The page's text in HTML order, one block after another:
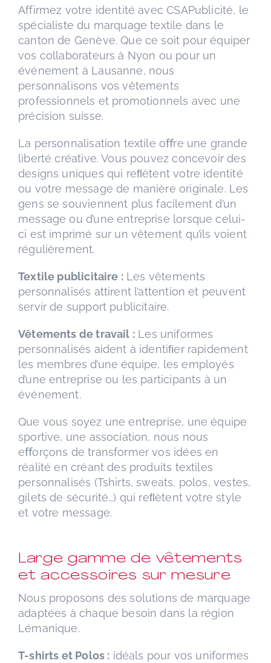
Affirmez votre identité avec CSAPublicité, le
spécialiste du marquage textile dans le
canton de Genève. Que ce soit pour équiper
vos collaborateurs à Nyon ou pour un
événement à Lausanne, nous
personnalisons vos vêtements
professionnels et promotionnels avec une
précision suisse.
La personnalisation textile oﬀre une grande
liberté créative. Vous pouvez concevoir des
designs uniques qui reﬂètent votre identité
ou votre message de manière originale. Les
gens se souviennent plus facilement d’un
message ou d’une entreprise lorsque celui-
ci est imprimé sur un vêtement qu’ils voient
régulièrement.
Textile publicitaire :Les vêtements
personnalisés attirent l’attention et peuvent
servir de support publicitaire.
Vêtements de travail : Les uniformes
personnalisés aident à identiﬁer rapidement
les membres d’une équipe, les employés
d’une entreprise ou les participants à un
événement.
Que vous soyez une entreprise, une équipe
sportive, une association, nous nous
eﬀorçons de transformer vos idées en
réalité en créant des produits textiles
personnalisés (Tshirts, sweats, polos, vestes,
gilets de sécurité…) qui reﬂètent votre style
et votre message.
Large gamme de vêtements
et accessoires sur mesure
Nous proposons des solutions de marquage
adaptées à chaque besoin dans la région
Lémanique.
T-shirts et Polos : idéals pour vos uniformes